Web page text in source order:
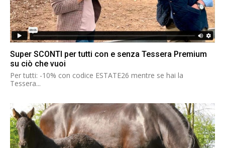
Super SCONTI per tutti con e senza Tessera Premium
su ciò che vuoi
Per tutti: -10% con codice ESTATE26 mentre se hai la
Tessera...